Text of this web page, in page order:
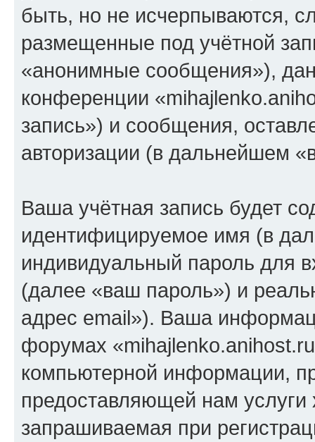
быть, но не исчерпываются,
размещенные под учётной
«анонимные сообщения»),
конференции
запись») и сообщения,
авторизации (в дальнейшем
Ваша учётная запись будет
идентифицируемое имя (в
индивидуальный пароль для
(далее «ваш пароль») и
адрес email»). Ваша
форумах
компьютерной информации,
предоставляющей нам
запрашиваемая при